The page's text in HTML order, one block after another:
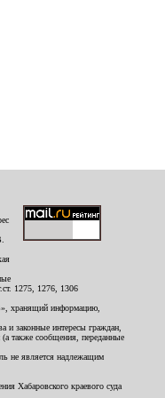
1275, 1276, 1306
хранящий информацию,
и законные интересы граждан,
также сообщения, переданные
не является надлежащим
Хабаровского краевого суда